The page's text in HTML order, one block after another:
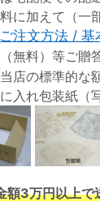
に加えて（一
ご注文方法 / 基
無料）等ご贈
店の標準的な
入れ包装紙（
額3万円以上で